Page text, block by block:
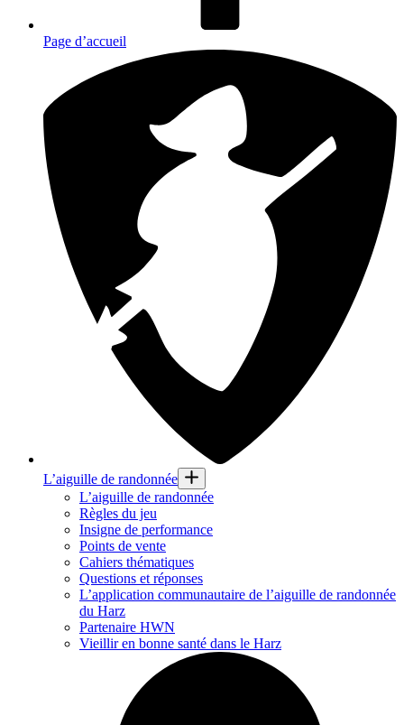
Page d’accueil
L’aiguille de randonnée
L’aiguille de randonnée
Règles du jeu
Insigne de performance
Points de vente
Cahiers thématiques
Questions et réponses
L’application communautaire de l’aiguille de randonnée
du Harz
Partenaire HWN
Vieillir en bonne santé dans le Harz